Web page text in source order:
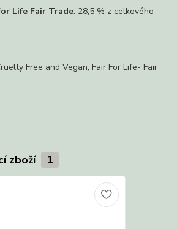
Life Fair Trade: 28,5 % z celkového
Free and Vegan, Fair For Life- Fair
zboží 1